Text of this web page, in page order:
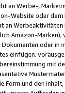
an Werbe-,
Website oder
an
Amazon-
oder in
einfügen.
mit
Form und den